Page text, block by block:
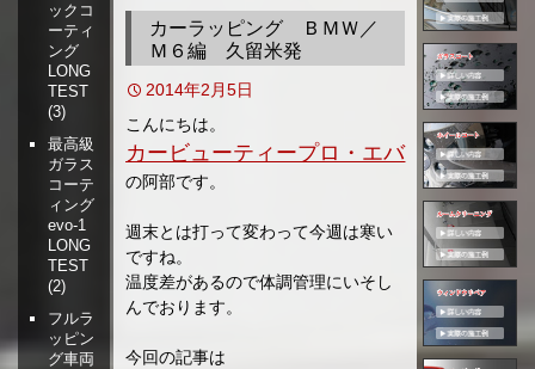
カーラッピング ＢＭＷ／
Ｍ６編 久留米発
2014年2月5日
こんにちは。
カービューティープロ・エバ
の阿部です。
週末とは打って変わって今週は寒い
ですね。
温度差があるので体調管理にいそし
んでおります。
今回の記事は
ックコ
ーティ
ング
LONG
TEST
(3)
最高級
ガラス
コーテ
ィング
evo-1
LONG
TEST
(2)
フルラ
ッピン
グ車両